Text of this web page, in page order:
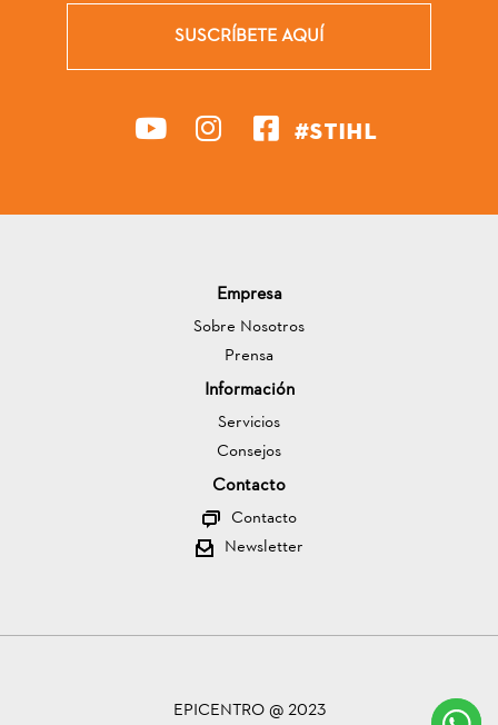
SUSCRÍBETE AQUÍ
#STIHL
Empresa
Sobre Nosotros
Prensa
Información
Servicios
Consejos
Contacto
Contacto
Newsletter
EPICENTRO @ 2023